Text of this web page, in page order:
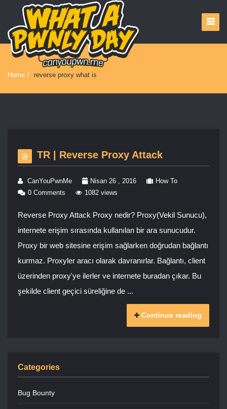
Home / reverse proxy what is
TR | Reverse Proxy Attack
CanYouPwnMe Nisan 26 , 2016
How To
0 Comments
1082 views
Reverse Proxy Attack Proxy nedir? Proxy(Vekil Sunucu),
internete erişim sırasında kullanılan bir ara sunucudur.
Proxy bir web sitesine erişim sağlarken doğrudan bağlantı
kurmaz. Proxyler aracı olarak davranırlar. Bağlantı, client
üzerinden proxy'ye ilerler ve internete buradan çıkar. Bu
şekilde client geçici süreliğine de ...
Continue reading
Categories
Bug Bounty